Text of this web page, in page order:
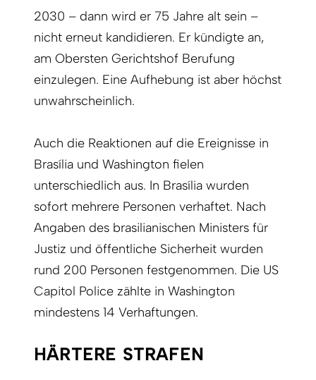
2030 – dann wird er 75 Jahre alt sein –
nicht erneut kandidieren. Er kündigte an,
am Obersten Gerichtshof Berufung
einzulegen. Eine Aufhebung ist aber höchst
unwahrscheinlich.
Auch die Reaktionen auf die Ereignisse in
Brasília und Washington fielen
unterschiedlich aus. In Brasília wurden
sofort mehrere Personen verhaftet. Nach
Angaben des brasilianischen Ministers für
Justiz und öffentliche Sicherheit wurden
rund 200 Personen festgenommen. Die US
Capitol Police zählte in Washington
mindestens 14 Verhaftungen.
HÄRTERE STRAFEN